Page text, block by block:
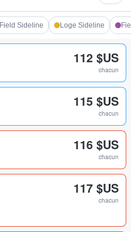
Field Sideline Loge Sideline
112 $US
chacun
115 $US
chacun
116 $US
chacun
117 $US
chacun